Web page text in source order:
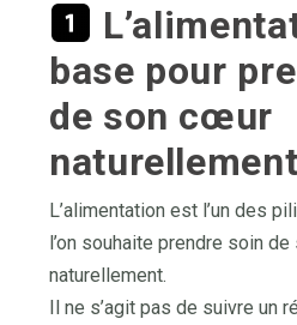
base pour
de son cœur
naturellement
L’alimentation est l’un des
l’on souhaite prendre soin
naturellement.
Il ne s’agit pas de suivre un